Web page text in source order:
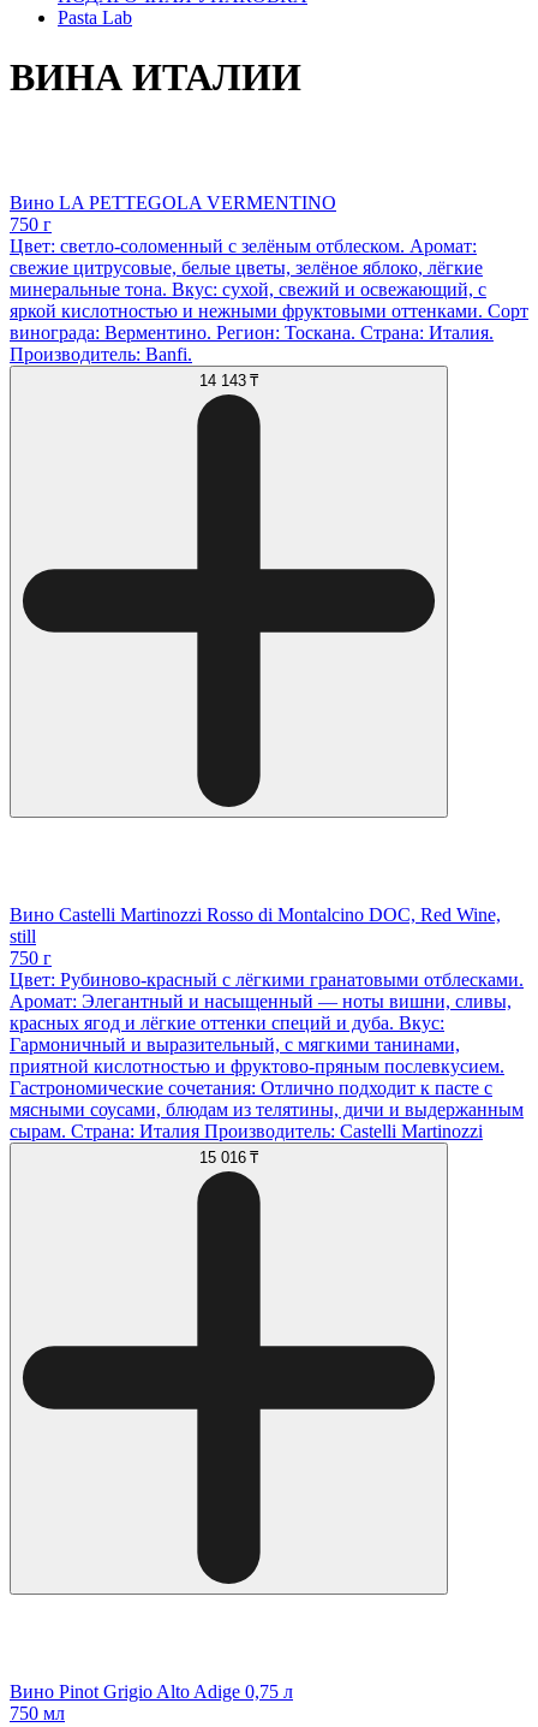
Pasta Lab
ВИНА ИТАЛИИ
Вино LA PETTEGOLA VERMENTINO
750 г
Цвет: светло-соломенный с зелёным отблеском. Аромат:
свежие цитрусовые, белые цветы, зелёное яблоко, лёгкие
минеральные тона. Вкус: сухой, свежий и освежающий, с
яркой кислотностью и нежными фруктовыми оттенками. Сорт
винограда: Верментино. Регион: Тоскана. Страна: Италия.
Производитель: Banfi.
14 143 ₸
Вино Castelli Martinozzi Rosso di Montalcino DOC, Red Wine,
still
750 г
Цвет: Рубиново-красный с лёгкими гранатовыми отблесками.
Аромат: Элегантный и насыщенный — ноты вишни, сливы,
красных ягод и лёгкие оттенки специй и дуба. Вкус:
Гармоничный и выразительный, с мягкими танинами,
приятной кислотностью и фруктово-пряным послевкусием.
Гастрономические сочетания: Отлично подходит к пасте с
мясными соусами, блюдам из телятины, дичи и выдержанным
сырам. Страна: Италия Производитель: Castelli Martinozzi
15 016 ₸
Вино Pinot Grigio Alto Adige 0,75 л
750 мл